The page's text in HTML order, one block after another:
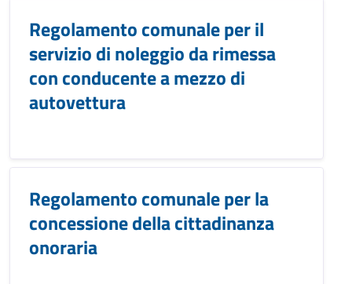
Regolamento comunale per il
servizio di noleggio da rimessa
con conducente a mezzo di
autovettura
Regolamento comunale per la
concessione della cittadinanza
onoraria